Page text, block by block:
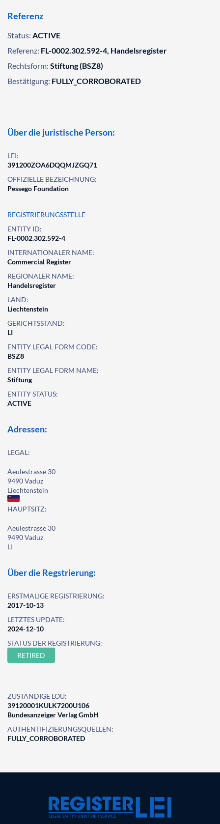
Referenz
Status: ACTIVE
Referenz: FL-0002.302.592-4, Handelsregister
Rechtsform: Stiftung (BSZ8)
Bestätigung: FULLY_CORROBORATED
Über die juristische Person:
LEI:
391200ZOA6DQQMJZGQ71
OFFIZIELLE BEZEICHNUNG:
Pessego Foundation
REGISTRIERUNGSSTELLE
ENTITY ID:
FL-0002.302.592-4
INTERNATIONALER NAME:
Commercial Register
REGIONALER NAME:
Handelsregister
LAND:
Liechtenstein
GERICHTSSTAND:
LI
ENTITY LEGAL FORM CODE:
BSZ8
ENTITY LEGAL FORM NAME:
Stiftung
ENTITY STATUS:
ACTIVE
Adressen:
LEGAL:
Aeulestrasse 30
9490 Vaduz
Liechtenstein
HAUPTSITZ:
Aeulestrasse 30
9490 Vaduz
LI
Über die Regstrierung:
ERSTMALIGE REGISTRIERUNG:
2017-10-13
LETZTES UPDATE:
2024-12-10
STATUS DER REGISTRIERUNG:
RETIRED
ZUSTÄNDIGE LOU:
39120001KULK7200U106
Bundesanzeiger Verlag GmbH
AUTHENTIFIZIERUNGSQUELLEN:
FULLY_CORROBORATED